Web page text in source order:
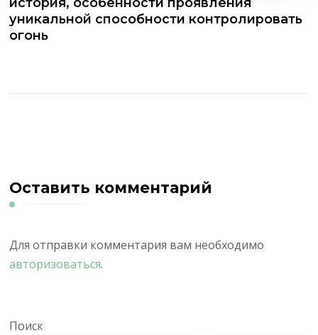
уникальной способности контролировать
огонь
Оставить комментарий
Для отправки комментария вам необходимо
авторизоваться.
Поиск